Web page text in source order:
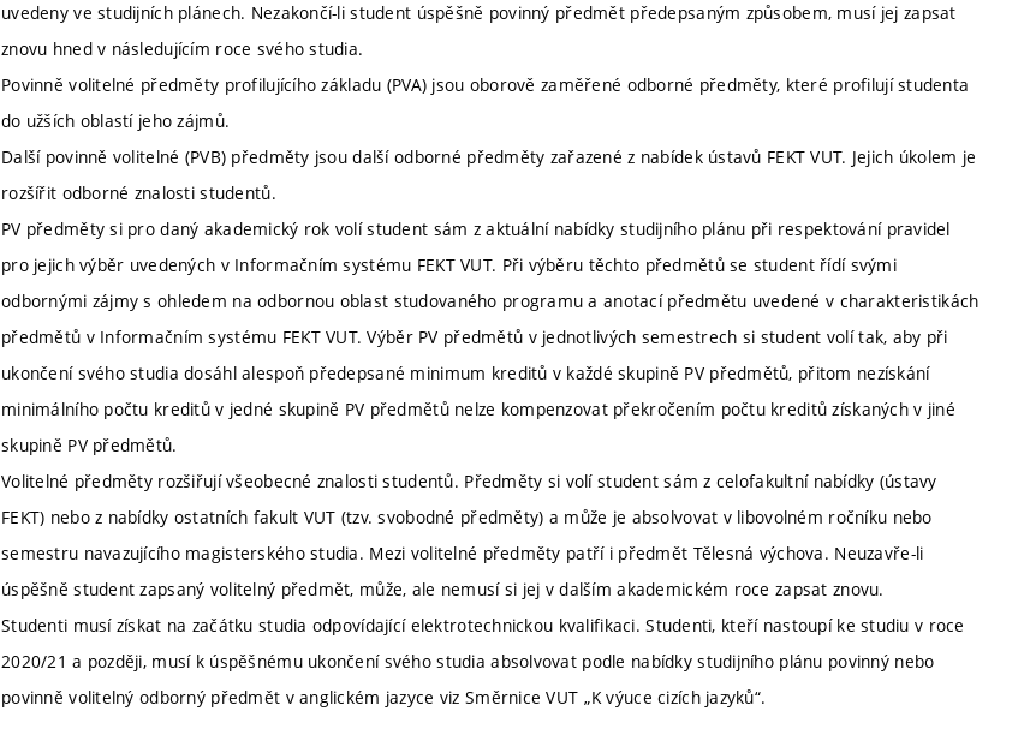
uvedeny ve studijních plánech. Nezakončí-li student úspěšně povinný předmět předepsaným způsobem, musí jej zapsat
znovu hned v následujícím roce svého studia.
Povinně volitelné předměty profilujícího základu (PVA) jsou oborově zaměřené odborné předměty, které profilují studenta
do užších oblastí jeho zájmů.
Další povinně volitelné (PVB) předměty jsou další odborné předměty zařazené z nabídek ústavů FEKT VUT. Jejich úkolem je
rozšířit odborné znalosti studentů.
PV předměty si pro daný akademický rok volí student sám z aktuální nabídky studijního plánu při respektování pravidel
pro jejich výběr uvedených v Informačním systému FEKT VUT. Při výběru těchto předmětů se student řídí svými
odbornými zájmy s ohledem na odbornou oblast studovaného programu a anotací předmětu uvedené v charakteristikách
předmětů v Informačním systému FEKT VUT. Výběr PV předmětů v jednotlivých semestrech si student volí tak, aby při
ukončení svého studia dosáhl alespoň předepsané minimum kreditů v každé skupině PV předmětů, přitom nezískání
minimálního počtu kreditů v jedné skupině PV předmětů nelze kompenzovat překročením počtu kreditů získaných v jiné
skupině PV předmětů.
Volitelné předměty rozšiřují všeobecné znalosti studentů. Předměty si volí student sám z celofakultní nabídky (ústavy
FEKT) nebo z nabídky ostatních fakult VUT (tzv. svobodné předměty) a může je absolvovat v libovolném ročníku nebo
semestru navazujícího magisterského studia. Mezi volitelné předměty patří i předmět Tělesná výchova. Neuzavře-li
úspěšně student zapsaný volitelný předmět, může, ale nemusí si jej v dalším akademickém roce zapsat znovu.
Studenti musí získat na začátku studia odpovídající elektrotechnickou kvalifikaci. Studenti, kteří nastoupí ke studiu v roce
2020/21 a později, musí k úspěšnému ukončení svého studia absolvovat podle nabídky studijního plánu povinný nebo
povinně volitelný odborný předmět v anglickém jazyce viz Směrnice VUT „K výuce cizích jazyků“.